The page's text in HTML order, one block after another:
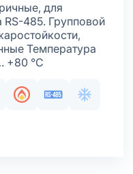
для
485. Групповой
Температура
+80 °С
в составе ОКЛ
экранИнтерфейс
оболочки оболочки